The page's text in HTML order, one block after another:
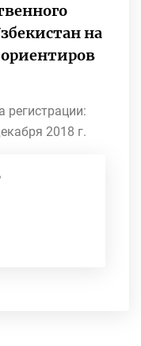
на
регистрации:
2018 г.